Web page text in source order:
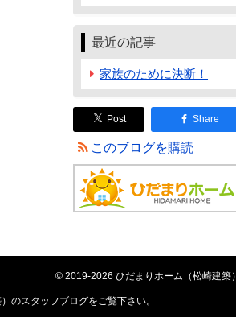
最近の記事
家族のために決断！
Post Share
このブログを購読
© 2019-2026 ひだまりホーム（松崎建築）
のスタッフブログをご覧下さい。